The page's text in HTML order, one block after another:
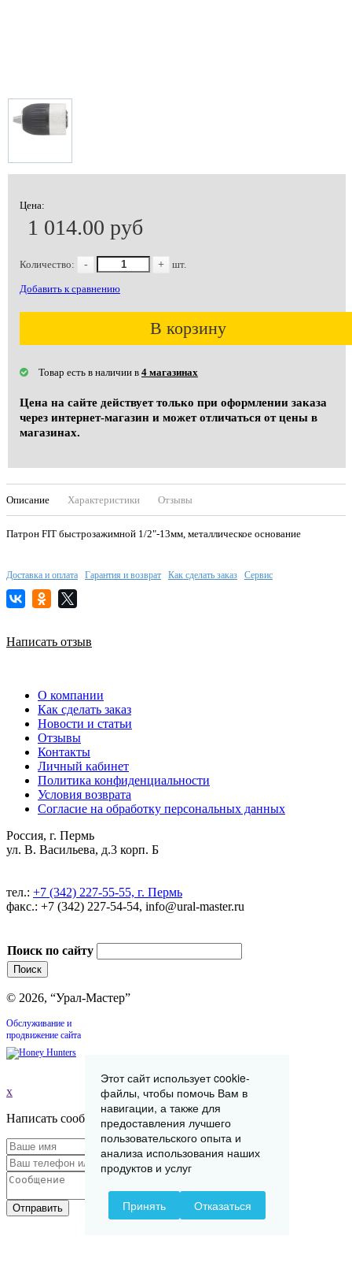
Цена:
1 014.00 руб
Количество: - + шт.
Добавить к сравнению
В корзину
Товар есть в наличии в 4 магазинах
Цена на сайте действует только при оформлении заказа
через интернет-магазин и может отличаться от цены в
магазинах.
Описание Характеристики Отзывы
Патрон FIT быстрозажимной 1/2"-13мм, металлическое основание
Доставка и оплата Гарантия и возврат Как сделать заказ Сервис
Написать отзыв
О компании
Как сделать заказ
Новости и статьи
Отзывы
Контакты
Личный кабинет
Политика конфиденциальности
Условия возврата
Согласие на обработку персональных данных
Россия, г. Пермь
ул. В. Васильева, д.3 корп. Б
тел.: +7 (342) 227-55-55, г. Пермь
факс.: +7 (342) 227-54-54, info@ural-master.ru
Поиск по сайту
© 2026, “Урал-Мастер”
Обслуживание и
продвижение сайта
x
Написать сообщение
Отправить
Этот сайт использует cookie-
файлы, чтобы помочь Вам в
навигации, а также для
предоставления лучшего
пользовательского опыта и
анализа использования наших
продуктов и услуг
Принять Отказаться